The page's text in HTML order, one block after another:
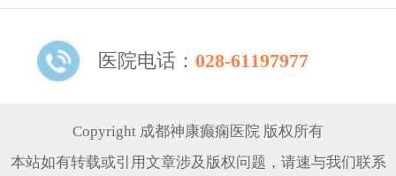
医院电话： 028-61197977
Copyright 成都神康癫痫医院 版权所有
本站如有转载或引用文章涉及版权问题，请速与我们联系